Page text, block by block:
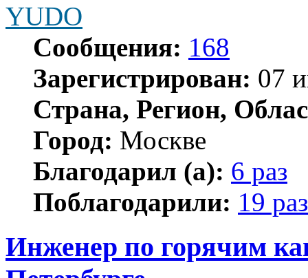
YUDO
Сообщения: 168
Зарегистрирован: 07
Страна, Регион,
Город: Москве
Благодарил (а): 6 раз
Поблагодарили: 19 раз
Инженер по горячим